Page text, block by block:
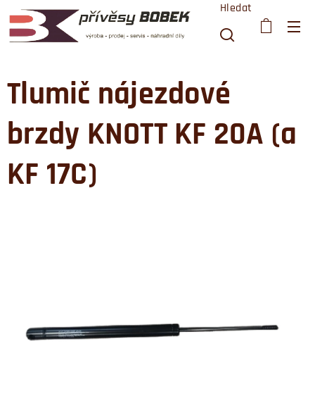
Hledat
Tlumič nájezdové
brzdy KNOTT KF 20A (a
KF 17C)